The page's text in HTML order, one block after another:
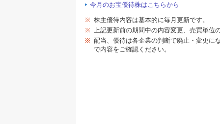
今月のお宝優待株はこちらから
※ 株主優待内容は基本的に毎月更新です。
※ 上記更新前の期間中の内容変更、売買単位
※ 配当、優待は各企業の判断で廃止・変更に
で内容をご確認ください。